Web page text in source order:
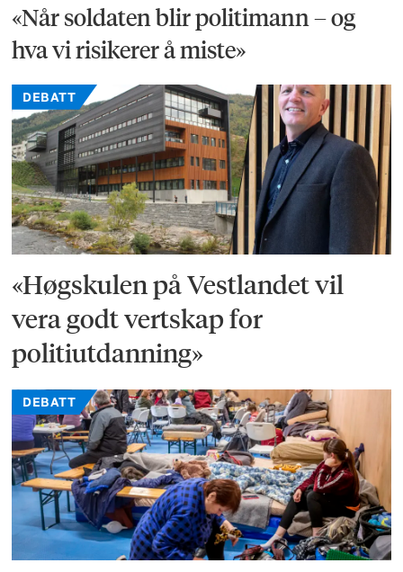
«Når soldaten blir politimann – og
hva vi risikerer å miste»
DEBATT
«Høgskulen på Vestlandet vil
vera godt vertskap for
politiutdanning»
DEBATT